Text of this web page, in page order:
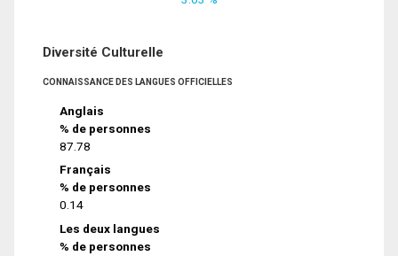
Diversité Culturelle
CONNAISSANCE DES LANGUES OFFICIELLES
Anglais
% de personnes
87.78
Français
% de personnes
0.14
Les deux langues
% de personnes